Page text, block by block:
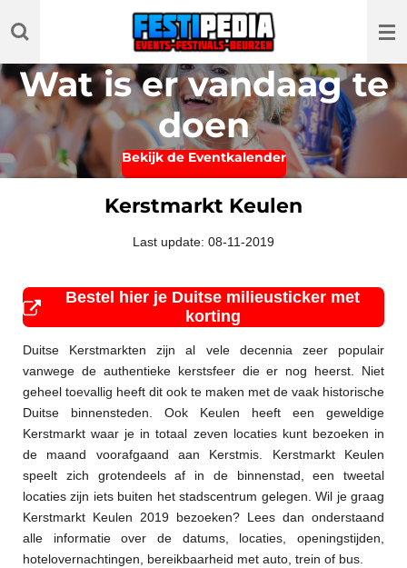
direct
de
hoofdinhoud
Wat is er vandaag te
doen
Bekijk de Eventkalender
Kerstmarkt Keulen
Last update: 08-11-2019
Bestel hier je Duitse milieusticker met
korting
Duitse Kerstmarkten zijn al vele decennia zeer populair
vanwege de authentieke kerstsfeer die er nog heerst. Niet
geheel toevallig heeft dit ook te maken met de vaak historische
Duitse binnensteden. Ook Keulen heeft een geweldige
Kerstmarkt waar je in totaal zeven locaties kunt bezoeken in
de maand voorafgaand aan Kerstmis. Kerstmarkt Keulen
speelt zich grotendeels af in de binnenstad, een tweetal
locaties zijn iets buiten het stadscentrum gelegen. Wil je graag
Kerstmarkt Keulen 2019 bezoeken? Lees dan onderstaand
alle informatie over de datums, locaties, openingstijden,
hotelovernachtingen, bereikbaarheid met auto, trein of bus.